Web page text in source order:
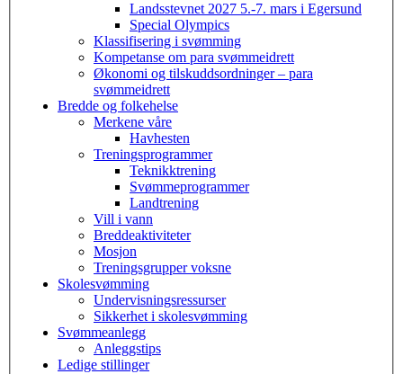
Landsstevnet 2027 5.-7. mars i Egersund
Special Olympics
Klassifisering i svømming
Kompetanse om para svømmeidrett
Økonomi og tilskuddsordninger – para
svømmeidrett
Bredde og folkehelse
Merkene våre
Havhesten
Treningsprogrammer
Teknikktrening
Svømmeprogrammer
Landtrening
Vill i vann
Breddeaktiviteter
Mosjon
Treningsgrupper voksne
Skolesvømming
Undervisningsressurser
Sikkerhet i skolesvømming
Svømmeanlegg
Anleggstips
Ledige stillinger